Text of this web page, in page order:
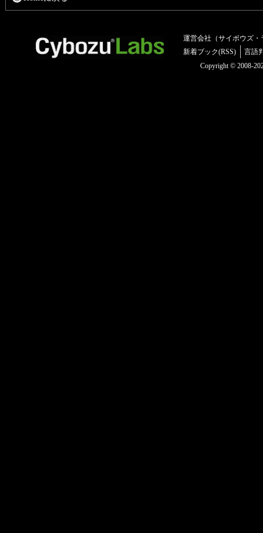
運営会社（サイボウズ・
新着ブック(RSS)
言語
Copyright © 2008-